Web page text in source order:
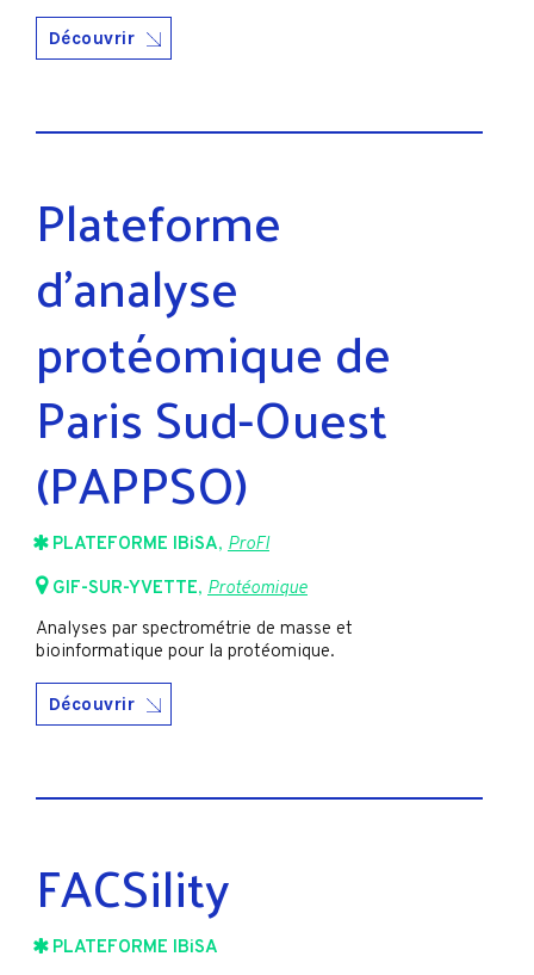
Découvrir
Plateforme
d’analyse
protéomique de
Paris Sud-Ouest
(PAPPSO)
PLATEFORME IBiSA, ProFI
GIF-SUR-YVETTE, Protéomique
Analyses par spectrométrie de masse et
bioinformatique pour la protéomique.
Découvrir
FACSility
PLATEFORME IBiSA